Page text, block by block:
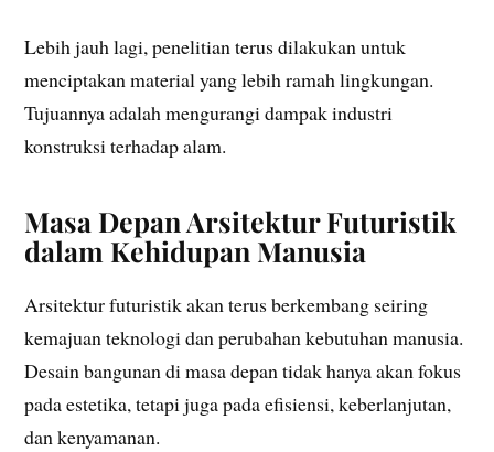
Lebih jauh lagi, penelitian terus dilakukan untuk
menciptakan material yang lebih ramah lingkungan.
Tujuannya adalah mengurangi dampak industri
konstruksi terhadap alam.
Masa Depan Arsitektur Futuristik
dalam Kehidupan Manusia
Arsitektur futuristik akan terus berkembang seiring
kemajuan teknologi dan perubahan kebutuhan manusia.
Desain bangunan di masa depan tidak hanya akan fokus
pada estetika, tetapi juga pada efisiensi, keberlanjutan,
dan kenyamanan.